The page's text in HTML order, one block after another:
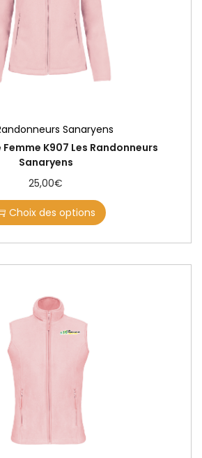
Sanaryens
K907 Les Randonneurs
Sanaryens
25,00€
Choix des options